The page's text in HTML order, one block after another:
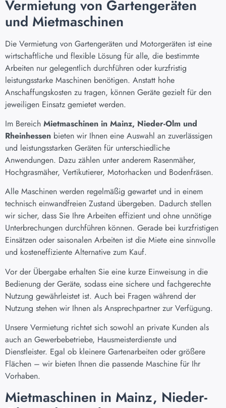
Vermietung von Gartengeräten
und Mietmaschinen
Die Vermietung von Gartengeräten und Motorgeräten ist eine
wirtschaftliche und flexible Lösung für alle, die bestimmte
Arbeiten nur gelegentlich durchführen oder kurzfristig
leistungsstarke Maschinen benötigen. Anstatt hohe
Anschaffungskosten zu tragen, können Geräte gezielt für den
jeweiligen Einsatz gemietet werden.
Im Bereich Mietmaschinen in Mainz, Nieder-Olm und
Rheinhessen bieten wir Ihnen eine Auswahl an zuverlässigen
und leistungsstarken Geräten für unterschiedliche
Anwendungen. Dazu zählen unter anderem Rasenmäher,
Hochgrasmäher, Vertikutierer, Motorhacken und Bodenfräsen.
Alle Maschinen werden regelmäßig gewartet und in einem
technisch einwandfreien Zustand übergeben. Dadurch stellen
wir sicher, dass Sie Ihre Arbeiten effizient und ohne unnötige
Unterbrechungen durchführen können. Gerade bei kurzfristigen
Einsätzen oder saisonalen Arbeiten ist die Miete eine sinnvolle
und kosteneffiziente Alternative zum Kauf.
Vor der Übergabe erhalten Sie eine kurze Einweisung in die
Bedienung der Geräte, sodass eine sichere und fachgerechte
Nutzung gewährleistet ist. Auch bei Fragen während der
Nutzung stehen wir Ihnen als Ansprechpartner zur Verfügung.
Unsere Vermietung richtet sich sowohl an private Kunden als
auch an Gewerbebetriebe, Hausmeisterdienste und
Dienstleister. Egal ob kleinere Gartenarbeiten oder größere
Flächen – wir bieten Ihnen die passende Maschine für Ihr
Vorhaben.
Mietmaschinen in Mainz, Nieder-